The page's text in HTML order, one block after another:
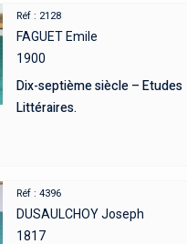
Réf : 2128
FAGUET Emile
1900
Dix-septième siècle – Etudes
Littéraires.
Réf : 4396
DUSAULCHOY Joseph
1817